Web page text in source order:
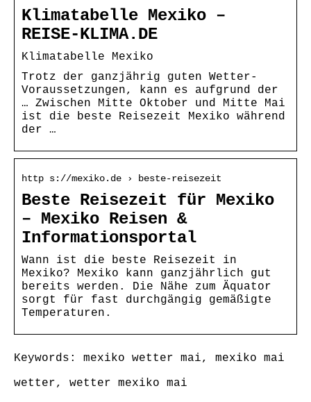
Klimatabelle Mexiko –
REISE-KLIMA.DE
Klimatabelle Mexiko
Trotz der ganzjährig guten Wetter-
Voraussetzungen, kann es aufgrund der
… Zwischen Mitte Oktober und Mitte Mai
ist die beste Reisezeit Mexiko während
der …
http s://mexiko.de › beste-reisezeit
Beste Reisezeit für Mexiko
– Mexiko Reisen &
Informationsportal
Wann ist die beste Reisezeit in
Mexiko? Mexiko kann ganzjährlich gut
bereits werden. Die Nähe zum Äquator
sorgt für fast durchgängig gemäßigte
Temperaturen.
Keywords: mexiko wetter mai, mexiko mai
wetter, wetter mexiko mai